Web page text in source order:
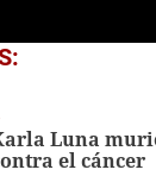
Luna
el cáncer